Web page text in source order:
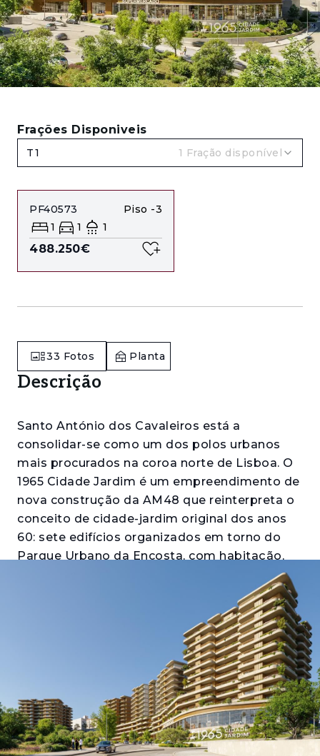
Frações Disponiveis
T1 1 Fração disponível
PF40573 Piso -3
1
1 1
488.250€
33 Fotos Planta
Descrição
Santo António dos Cavaleiros está a
consolidar-se como um dos polos urbanos
mais procurados na coroa norte de Lisboa. O
1965 Cidade Jardim é um empreendimento de
nova construção da AM48 que reinterpreta o
conceito de cidade-jardim original dos anos
60: sete edifícios organizados em torno do
Parque Urbano da Encosta, com habitação,
comércio, serviços e transportes integrados
num único bairro certificado. Quem procura
comprar apartamento em Santo António dos
Cavaleiros encontra aqui uma proposta com
escala de bairro e acessibilidade de
Os edifícios Oliveira, Thomaz e Telles
propõem apartamentos T1 a T4 com varandas
ou terraços generosos, estacionamento
privativo e arrecadação. Os interiores